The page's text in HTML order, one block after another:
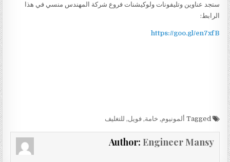
ستجد عناوين وتليفونات ولوكيشنات فروع شركة المهندس منسي في هذا
الرابط:
https://goo.gl/en7xfB
Tagged ألمونيوم, خامة,فويل, للتغليف
Author: Engineer Mansy